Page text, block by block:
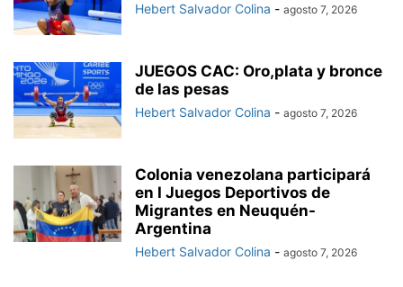
Hebert Salvador Colina - agosto 7, 2026
JUEGOS CAC: Oro,plata y bronce
de las pesas
Hebert Salvador Colina - agosto 7, 2026
Colonia venezolana participará
en I Juegos Deportivos de
Migrantes en Neuquén-
Argentina
Hebert Salvador Colina - agosto 7, 2026